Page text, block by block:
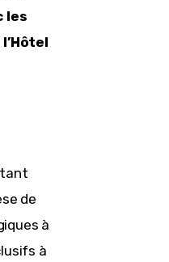
les
de
à
à